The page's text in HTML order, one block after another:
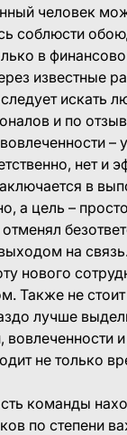
человек
соблюсти
в
известные
искать
и по
–
нет и
в
а цель –
на
нового
Также не
лучше
не только
команды
по степени